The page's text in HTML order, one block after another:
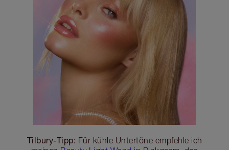
Tilbury-Tipp: Für kühle Untertöne empfehle ich